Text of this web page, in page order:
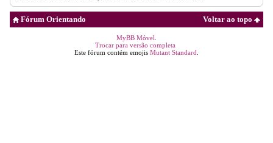
Voltar ao topo
Fórum Orientando
MyBB Móvel
Trocar para versão completa
Este fórum contém emojis Mutant Standard